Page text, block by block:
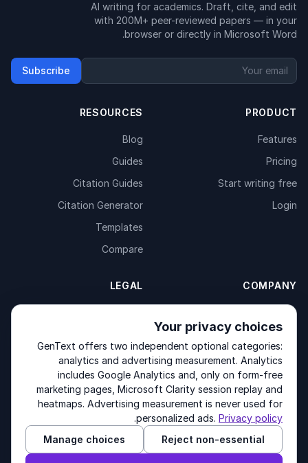
AI writing for academics. Draft, cite, and edit
with 200M+ peer-reviewed papers — in your
browser or directly in Microsoft Word.
Subscribe
PRODUCT
Features
Pricing
Start writing free
Login
RESOURCES
Blog
Guides
Citation Guides
Citation Generator
Templates
Compare
COMPANY
About
Contact
Products
LEGAL
Terms of Service
Other products by GenText Group:LexDraft·MentalNote
Your privacy choices
GenText offers two independent optional categories:
analytics and advertising measurement. Analytics
includes Google Analytics and, only on form-free
marketing pages, Microsoft Clarity session replay and
heatmaps. Advertising measurement is never used for
personalized ads. Privacy policy
.
Reject non-essential
Manage choices